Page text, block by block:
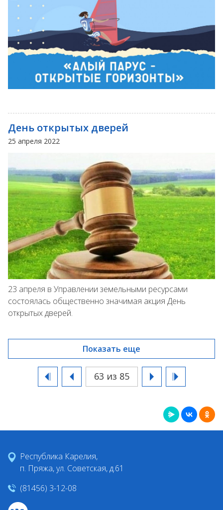
День открытых дверей
25 апреля 2022
23 апреля в Управлении земельными ресурсами
состоялась общественно значимая акция День
открытых дверей.
Показать еще
63 из 85
Республика Карелия,
п. Пряжа, ул. Советская, д.61
(81456) 3-12-08